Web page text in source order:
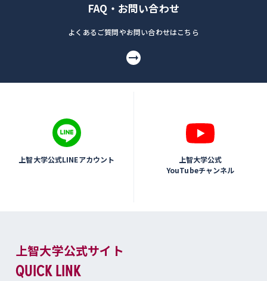
FAQ・お問い合わせ
よくあるご質問やお問い合わせはこちら
上智大学公式LINEアカウント
上智大学公式
YouTubeチャンネル
上智大学公式サイト
QUICK LINK